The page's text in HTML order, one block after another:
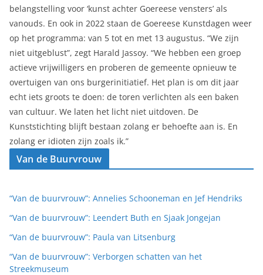
belangstelling voor ‘kunst achter Goereese vensters’ als
vanouds. En ook in 2022 staan de Goereese Kunstdagen weer
op het programma: van 5 tot en met 13 augustus. “We zijn
niet uitgeblust”, zegt Harald Jassoy. “We hebben een groep
actieve vrijwilligers en proberen de gemeente opnieuw te
overtuigen van ons burgerinitiatief. Het plan is om dit jaar
echt iets groots te doen: de toren verlichten als een baken
van cultuur. We laten het licht niet uitdoven. De
Kunststichting blijft bestaan zolang er behoefte aan is. En
zolang er idioten zijn zoals ik.”
Van de Buurvrouw
“Van de buurvrouw”: Annelies Schooneman en Jef Hendriks
“Van de buurvrouw”: Leendert Buth en Sjaak Jongejan
“Van de buurvrouw”: Paula van Litsenburg
“Van de buurvrouw”: Verborgen schatten van het
Streekmuseum